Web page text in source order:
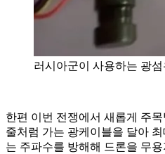
러시아군이 사용하는 광
한편 이번 전쟁에서 새롭게 주
줄처럼 가는 광케이블을 달아 최
는 주파수를 방해해 드론을 무